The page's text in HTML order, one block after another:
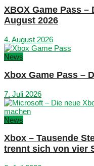
XBOX Game Pass
August 2026
4. August 2026
News
Xbox Game Pass –
7. Juli 2026
News
Xbox – Tausende
trennt sich von vier